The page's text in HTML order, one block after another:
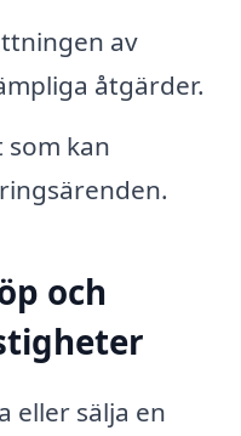
av
åtgärder.
kan
och
eller sälja en